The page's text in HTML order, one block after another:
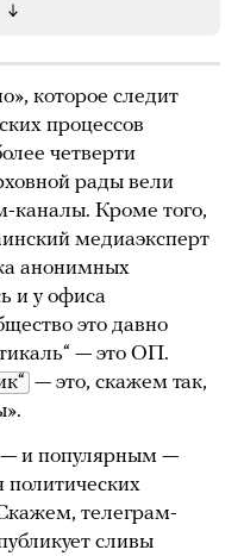
которое следит
процессов
четверти
рады вели
каналы. Кроме того,
медиаэксперт
анонимных
и у офиса
это давно
— это ОП.
— это, скажем так,
— и популярным —
политических
телеграм-
сливы